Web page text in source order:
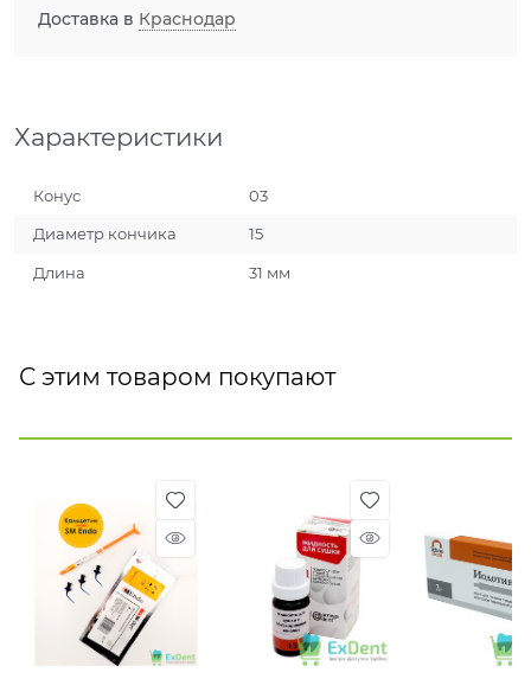
Доставка в Краснодар
Характеристики
Конус 03
Диаметр кончика 15
Длина 31 мм
С этим товаром покупают